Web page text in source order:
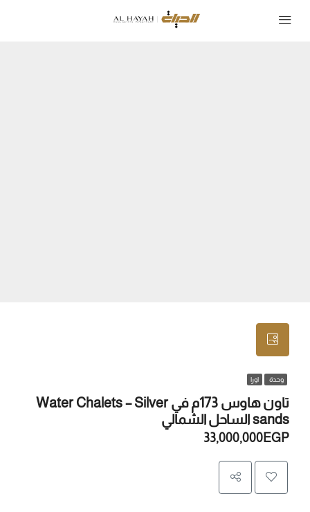
وحدة اورا
تاون هاوس 173م في Water Chalets – Silver
sands الساحل الشمالي
33,000,000EGP